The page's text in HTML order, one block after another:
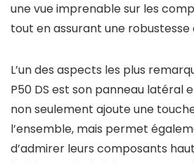
une vue imprenable sur les
tout en assurant une robustesse
L’un des aspects les plus
P50 DS est son panneau latéral
non seulement ajoute une
l’ensemble, mais permet
d’admirer leurs composants